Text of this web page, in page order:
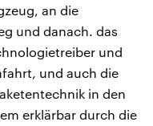
an die
und danach. das
und
und auch die
in den
erklärbar durch die